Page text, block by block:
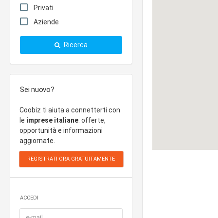
Privati
Aziende
Ricerca
Sei nuovo?
Coobiz ti aiuta a connetterti con
le imprese italiane: offerte,
opportunità e informazioni
aggiornate.
ACCEDI